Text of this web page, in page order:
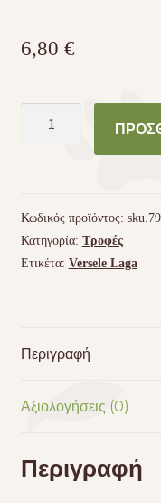
6,80 €
500gr
ποσότητα
Κωδικός προϊόντος:
Κατηγορία: Τροφές
Ετικέτα: Versele Laga
Περιγραφή
Αξιολογήσεις (0)
Περιγραφή